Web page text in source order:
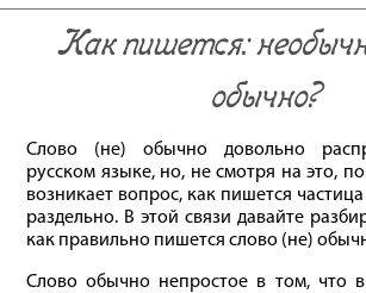
Как пишется:
обычно?
Слово (не) обычно довольно
русском языке, но, не смотря на это,
возникает вопрос, как пишется
раздельно. В этой связи давайте
как правильно пишется слово (не)
Слово обычно непростое в том, что в